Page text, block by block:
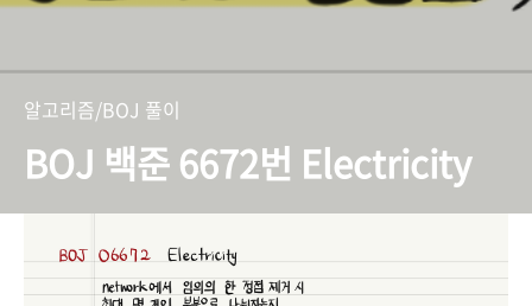
알고리즘/BOJ 풀이
BOJ 백준 6672번 Electricity